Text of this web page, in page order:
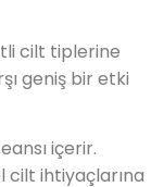
cilt tiplerine
geniş bir etki
içerir.
cilt ihtiyaçlarına